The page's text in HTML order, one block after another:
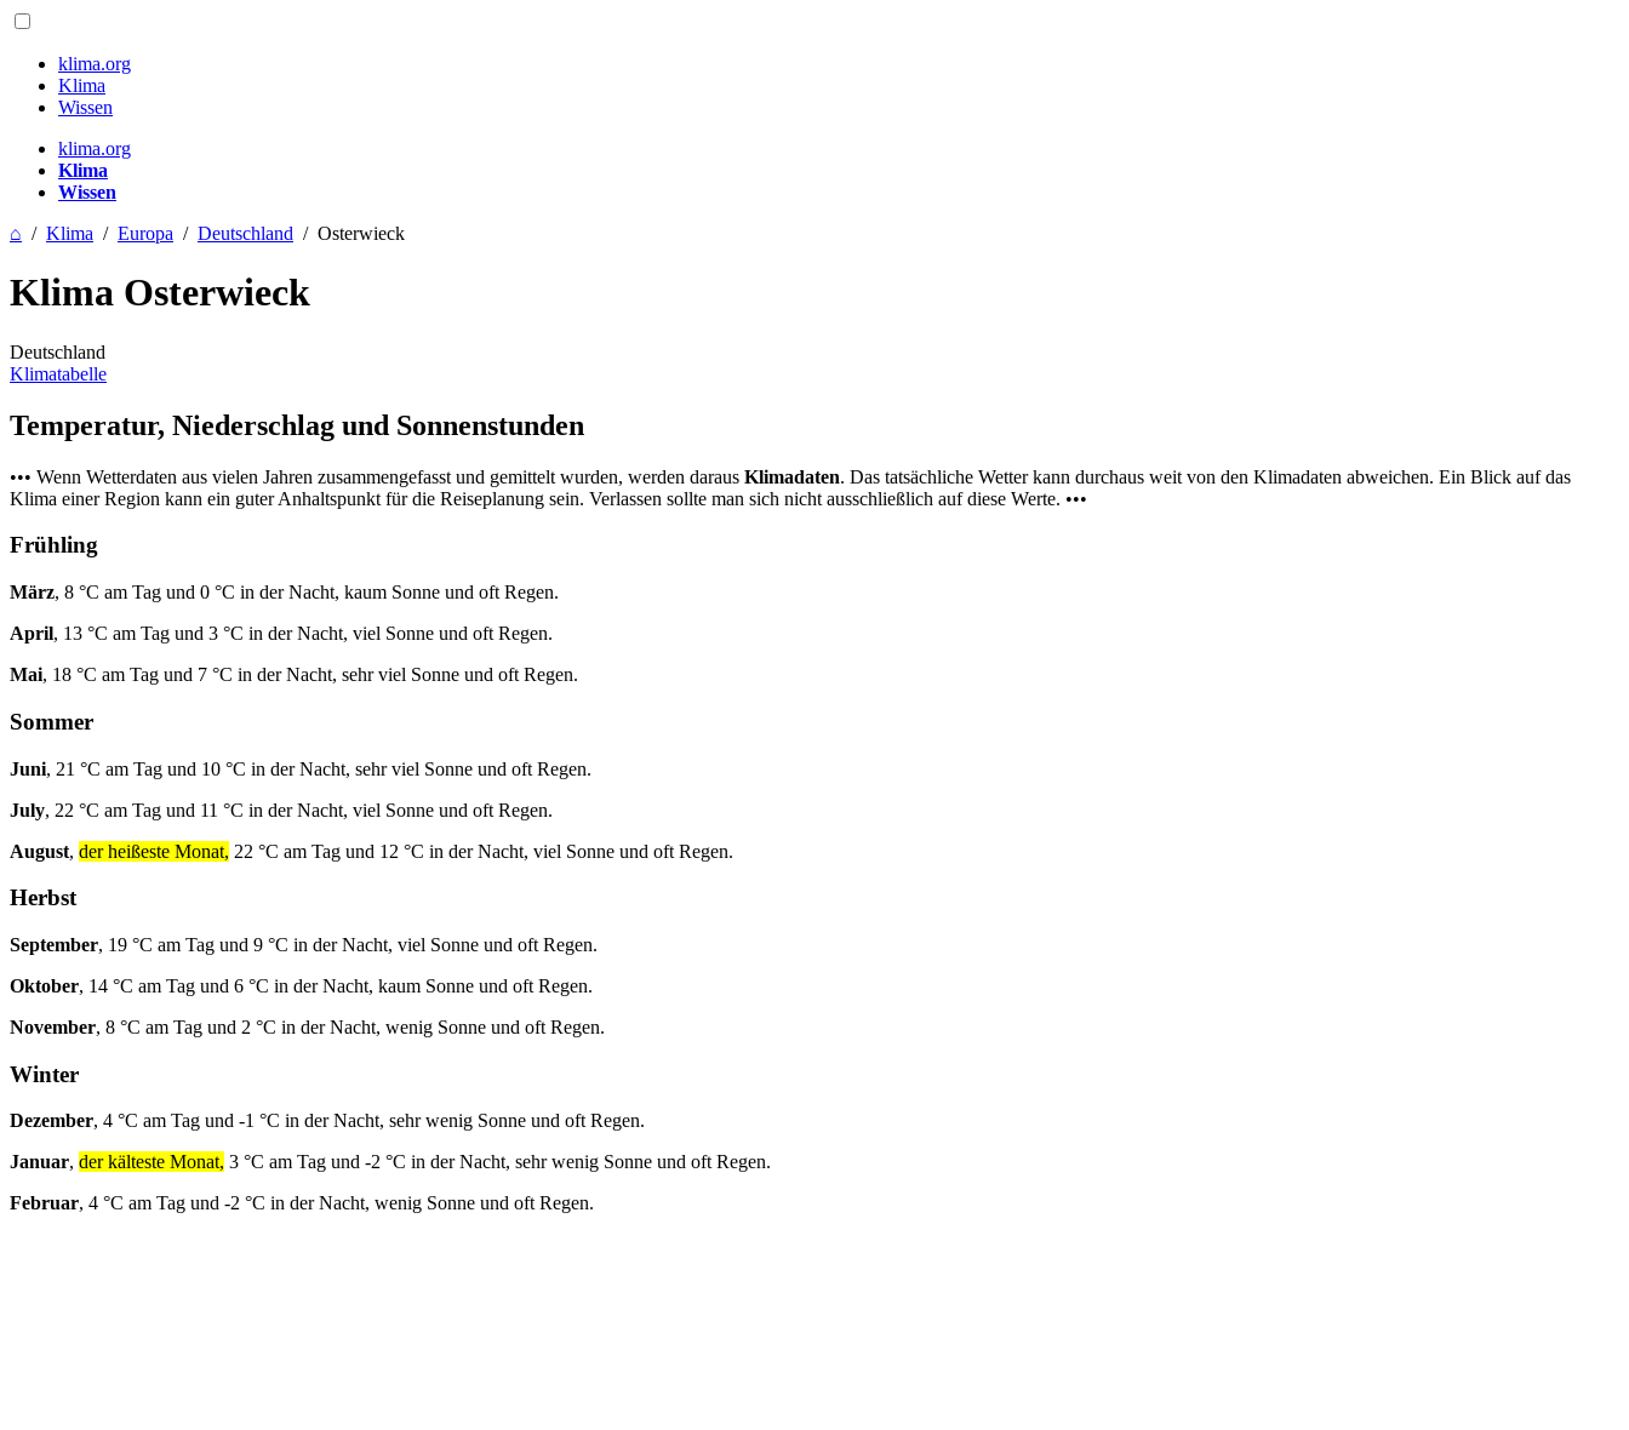
klima.org
Klima
Wissen
klima.org
Klima
Wissen
⌂ / Klima / Europa / Deutschland / Osterwieck
Klima Osterwieck
Deutschland
Klimatabelle
Temperatur, Niederschlag und Sonnenstunden
••• Wenn Wetterdaten aus vielen Jahren zusammengefasst und gemittelt wurden, werden daraus Klimadaten. Das tatsächliche Wetter kann durchaus weit von den Klimadaten abweichen. Ein Blick auf das
Klima einer Region kann ein guter Anhaltspunkt für die Reiseplanung sein. Verlassen sollte man sich nicht ausschließlich auf diese Werte. •••
Frühling
März, 8 °C am Tag und 0 °C in der Nacht, kaum Sonne und oft Regen.
April, 13 °C am Tag und 3 °C in der Nacht, viel Sonne und oft Regen.
Mai, 18 °C am Tag und 7 °C in der Nacht, sehr viel Sonne und oft Regen.
Sommer
Juni, 21 °C am Tag und 10 °C in der Nacht, sehr viel Sonne und oft Regen.
July, 22 °C am Tag und 11 °C in der Nacht, viel Sonne und oft Regen.
August, der heißeste Monat, 22 °C am Tag und 12 °C in der Nacht, viel Sonne und oft Regen.
Herbst
September, 19 °C am Tag und 9 °C in der Nacht, viel Sonne und oft Regen.
Oktober, 14 °C am Tag und 6 °C in der Nacht, kaum Sonne und oft Regen.
November, 8 °C am Tag und 2 °C in der Nacht, wenig Sonne und oft Regen.
Winter
Dezember, 4 °C am Tag und -1 °C in der Nacht, sehr wenig Sonne und oft Regen.
Januar, der kälteste Monat, 3 °C am Tag und -2 °C in der Nacht, sehr wenig Sonne und oft Regen.
Februar, 4 °C am Tag und -2 °C in der Nacht, wenig Sonne und oft Regen.